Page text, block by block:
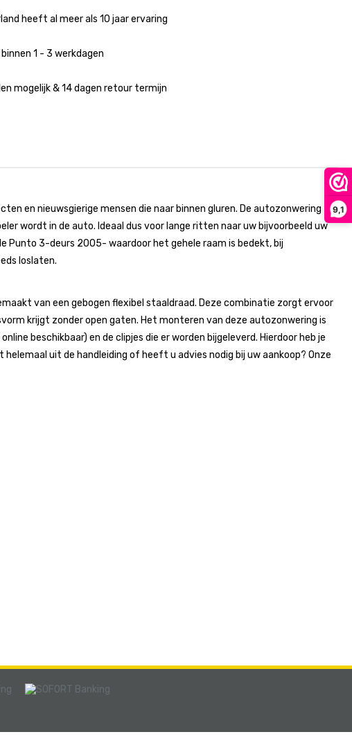
9,1
heeft al meer als 10 jaar ervaring
1 - 3 werkdagen
mogelijk & 14 dagen retour termijn
en nieuwsgierige mensen die naar binnen gluren. De autozonwering
wordt in de auto. Ideaal dus voor lange ritten naar uw bijvoorbeeld uw
Punto 3-deurs 2005- waardoor het gehele raam is bedekt, bij
loslaten.
van een gebogen flexibel staaldraad. Deze combinatie zorgt ervoor
krijgt zonder open gaten. Het monteren van deze autozonwering is
beschikbaar) en de clipjes die er worden bijgeleverd. Hierdoor heb je
uit de handleiding of heeft u advies nodig bij uw aankoop? Onze